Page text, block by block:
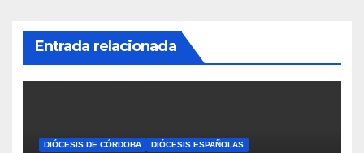
Entrada relacionada
DIÓCESIS DE CÓRDOBA DIÓCESIS ESPAÑOLAS